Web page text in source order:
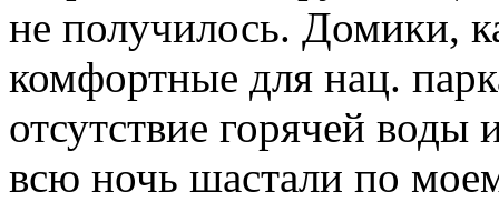
не получилось. Домики,
комфортные для нац.
отсутствие горячей
всю ночь шастали по